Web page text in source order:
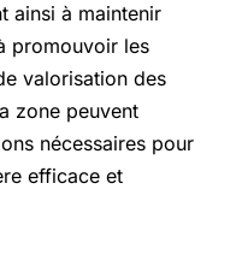
ainsi à maintenir
promouvoir les
valorisation des
zone peuvent
nécessaires pour
efficace et